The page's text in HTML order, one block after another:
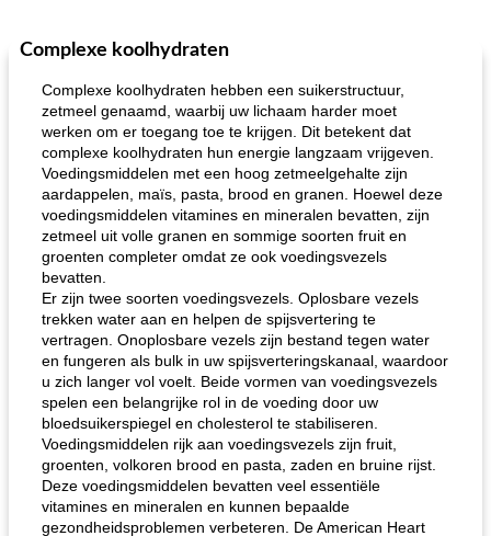
Complexe koolhydraten
Complexe koolhydraten hebben een suikerstructuur,
zetmeel genaamd, waarbij uw lichaam harder moet
werken om er toegang toe te krijgen. Dit betekent dat
complexe koolhydraten hun energie langzaam vrijgeven.
Voedingsmiddelen met een hoog zetmeelgehalte zijn
aardappelen, maïs, pasta, brood en granen. Hoewel deze
voedingsmiddelen vitamines en mineralen bevatten, zijn
zetmeel uit volle granen en sommige soorten fruit en
groenten completer omdat ze ook voedingsvezels
bevatten.
Er zijn twee soorten voedingsvezels. Oplosbare vezels
trekken water aan en helpen de spijsvertering te
vertragen. Onoplosbare vezels zijn bestand tegen water
en fungeren als bulk in uw spijsverteringskanaal, waardoor
u zich langer vol voelt. Beide vormen van voedingsvezels
spelen een belangrijke rol in de voeding door uw
bloedsuikerspiegel en cholesterol te stabiliseren.
Voedingsmiddelen rijk aan voedingsvezels zijn fruit,
groenten, volkoren brood en pasta, zaden en bruine rijst.
Deze voedingsmiddelen bevatten veel essentiële
vitamines en mineralen en kunnen bepaalde
gezondheidsproblemen verbeteren. De American Heart